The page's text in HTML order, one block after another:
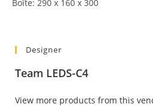
Boîte: 290 x 160 x 300
Designer
Team LEDS-C4
View more products from this